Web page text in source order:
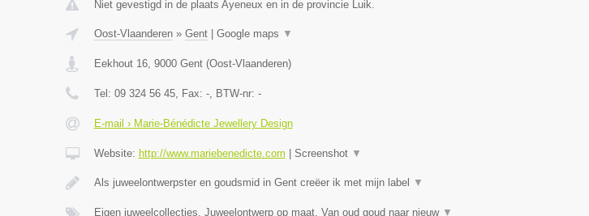
Niet gevestigd in de plaats Ayeneux en in de provincie Luik.
Oost-Vlaanderen» Gent| Google maps ▼
Eekhout 16, 9000 Gent(Oost-Vlaanderen)
Tel: 09 324 56 45, Fax: -, BTW-nr: -
E-mail › Marie-Bénédicte Jewellery Design
Website: http://www.mariebenedicte.com Screenshot ▼
Als juweelontwerpster en goudsmid in Gent creëer ik met mijn label ▼
Eigen juweelcollecties, Juweelontwerp op maat, Van oud goud naar nieuw ▼